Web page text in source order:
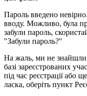
Пароль введено
вводу. Можливо, була
забули пароль,
"Забули пароль?"
На жаль, ми не знайшли
базі зареєстрованих
під час реєстрації або
ласка, оберіть пункт